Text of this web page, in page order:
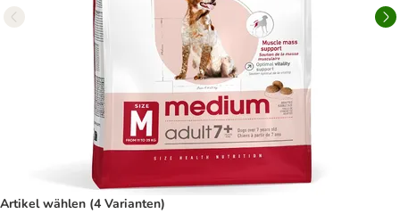
Artikel wählen (4 Varianten)